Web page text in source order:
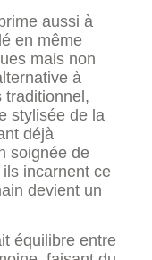
aussi à
en même
mais non
à
traditionnel,
stylisée de la
déjà
soignée de
incarnent ce
devient un
équilibre entre